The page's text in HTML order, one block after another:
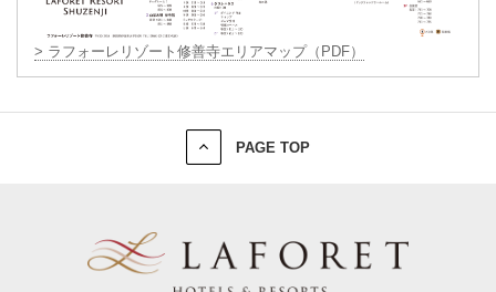
> ラフォーレリゾート修善寺エリアマップ（PDF）
PAGE TOP